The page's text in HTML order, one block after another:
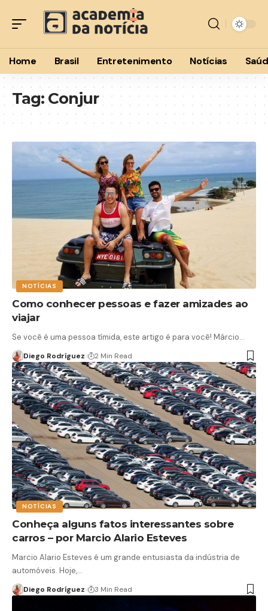
Home Brasil Entretenimento Notícias
Tag: Conjur
NOTÍCIAS
Como conhecer pessoas e fazer amizades ao
viajar
Se você é uma pessoa tímida, este artigo é para você! Márcio…
Diego Rodríguez 2 Min Read
NOTÍCIAS
Conheça alguns fatos interessantes sobre
carros – por Marcio Alario Esteves
Marcio Alario Esteves é um grande entusiasta da indústria de
automóveis. Hoje,…
Diego Rodríguez 3 Min Read